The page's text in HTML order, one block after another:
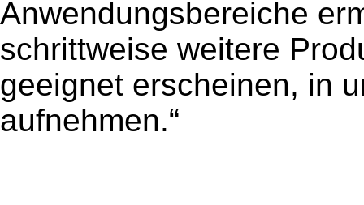
Anwendungsbereiche
schrittweise weitere
geeignet erscheinen, in
aufnehmen.“